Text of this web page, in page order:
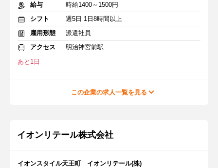
給与
時給1400～1500円
シフト
週5日 1日8時間以上
雇用形態
派遣社員
アクセス
明治神宮前駅
あと1日
この企業の求人一覧を見る
イオンリテール株式会社
イオンスタイル天王町 イオンリテール(株)